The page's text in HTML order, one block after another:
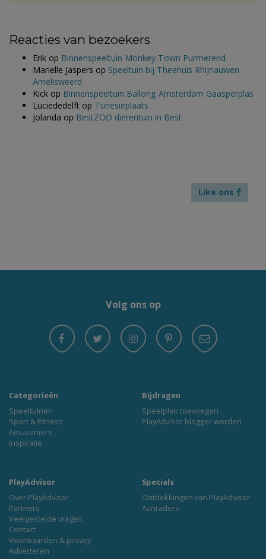
Reacties van bezoekers
Erik op Binnenspeeltuin Monkey Town Purmerend
Marielle Jaspers op Speeltuin bij Theehuis Rhijnauwen
Amelisweerd
Kick op Binnenspeeltuin Ballorig Amsterdam Gaasperplas
Luciededelft op Tunesiëplaats
Jolanda op BestZOO dierentuin in Best
Like ons
Volg ons op
Categorieën
Speeltuinen
Sport & Fitness
Amusement
Inspiratie
Bijdragen
Speelplek toevoegen
PlayAdvisor blogger worden
PlayAdvisor
Over PlayAdvisor
Partners
Veelgestelde vragen
Contact
Voorwaarden & privacy
Adverteren
Specials
Ontdekkingen van PlayAdvisor
Aanraders